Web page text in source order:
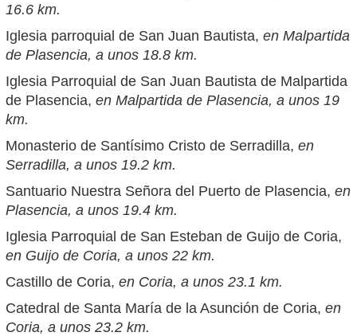
16.6 km.
Iglesia parroquial de San Juan Bautista, en Malpartida
de Plasencia, a unos 18.8 km.
Iglesia Parroquial de San Juan Bautista de Malpartida
de Plasencia, en Malpartida de Plasencia, a unos 19
km.
Monasterio de Santísimo Cristo de Serradilla, en
Serradilla, a unos 19.2 km.
Santuario Nuestra Señora del Puerto de Plasencia, en
Plasencia, a unos 19.4 km.
Iglesia Parroquial de San Esteban de Guijo de Coria,
en Guijo de Coria, a unos 22 km.
Castillo de Coria, en Coria, a unos 23.1 km.
Catedral de Santa María de la Asunción de Coria, en
Coria, a unos 23.2 km.